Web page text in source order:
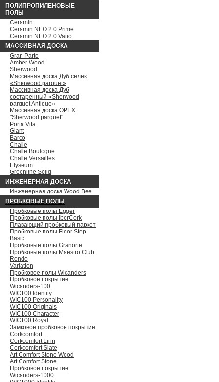
ПОЛИПРОПИЛЕНОВЫЕ
ПОЛЫ
Ceramin
Ceramin NEO 2.0 Prime
Ceramin NEO 2.0 Vario
МАССИВНАЯ ДОСКА
Gran Parte
Amber Wood
Sherwood
Массивная доска Дуб селект
«Sherwood parquet»
Массивная доска Дуб
состаренный «Sherwood
parquet Antique»
Массивная доска ОРЕХ
"Sherwood parquet"
Porta Vita
Giant
Barco
Challe
Challe Boulogne
Challe Versailles
Elyseum
Greenline Solid
ИНЖЕНЕРНАЯ ДОСКА
Инженерная доска Wood Bee
ПРОБКОВЫЕ ПОЛЫ
Пробковые полы Egger
Пробковые полы IberCork
Плавающий пробковый паркет
Пробковые полы Floor Step
Basic
Пробковые полы Granorte
Пробковые полы Maestro Club
Rondo
Variation
Пробковое полы Wicanders
Пробковое покрытие
Wicanders-100
WIC100 Identity
WIC100 Personality
WIC100 Originals
WIC100 Character
WIC100 Royal
Замковое пробковое покрытие
Сorkcomfort
Сorkcomfort Linn
Сorkcomfort Slate
Art Comfort Stone Wood
Art Comfort Stone
Пробковое покрытие
Wicanders-1000